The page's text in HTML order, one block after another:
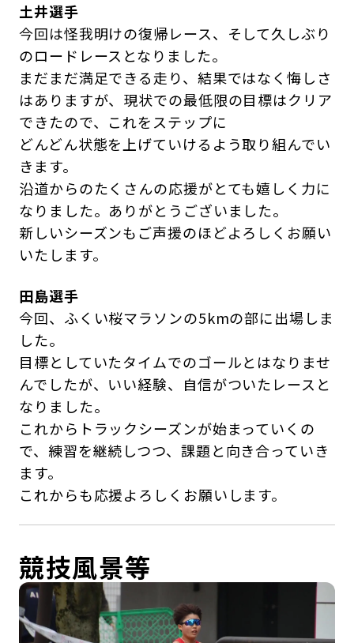
土井選手
今回は怪我明けの復帰レース、そして久しぶり
のロードレースとなりました。
まだまだ満足できる走り、結果ではなく悔しさ
はありますが、現状での最低限の目標はクリア
できたので、これをステップに
どんどん状態を上げていけるよう取り組んでい
きます。
沿道からのたくさんの応援がとても嬉しく力に
なりました。ありがとうございました。
新しいシーズンもご声援のほどよろしくお願い
いたします。
田島選手
今回、ふくい桜マラソンの5kmの部に出場しま
した。
目標としていたタイムでのゴールとはなりませ
んでしたが、いい経験、自信がついたレースと
なりました。
これからトラックシーズンが始まっていくの
で、練習を継続しつつ、課題と向き合っていき
ます。
これからも応援よろしくお願いします。
競技風景等